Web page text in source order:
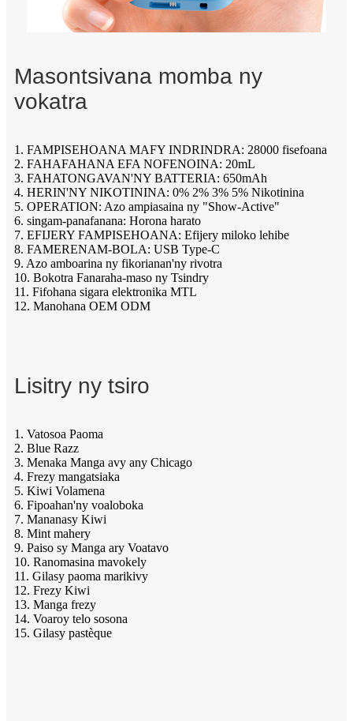
Masontsivana momba ny
vokatra
1. FAMPISEHOANA MAFY INDRINDRA: 28000 fisefoana
2. FAHAFAHANA EFA NOFENOINA: 20mL
3. FAHATONGAVAN'NY BATTERIA: 650mAh
4. HERIN'NY NIKOTININA: 0% 2% 3% 5% Nikotinina
5. OPERATION: Azo ampiasaina ny "Show-Active"
6. singam-panafanana: Horona harato
7. EFIJERY FAMPISEHOANA: Efijery miloko lehibe
8. FAMERENAM-BOLA: USB Type-C
9. Azo amboarina ny fikorianan'ny rivotra
10. Bokotra Fanaraha-maso ny Tsindry
11. Fifohana sigara elektronika MTL
12. Manohana OEM ODM
Lisitry ny tsiro
1. Vatosoa Paoma
2. Blue Razz
3. Menaka Manga avy any Chicago
4. Frezy mangatsiaka
5. Kiwi Volamena
6. Fipoahan'ny voaloboka
7. Mananasy Kiwi
8. Mint mahery
9. Paiso sy Manga ary Voatavo
10. Ranomasina mavokely
11. Gilasy paoma marikivy
12. Frezy Kiwi
13. Manga frezy
14. Voaroy telo sosona
15. Gilasy pastèque